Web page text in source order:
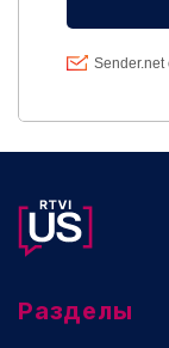
Разделы